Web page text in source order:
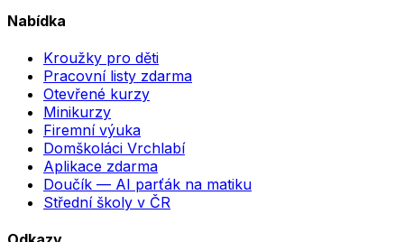
Nabídka
Kroužky pro děti
Pracovní listy zdarma
Otevřené kurzy
Minikurzy
Firemní výuka
Domškoláci Vrchlabí
Aplikace zdarma
Doučík — AI parťák na matiku
Střední školy v ČR